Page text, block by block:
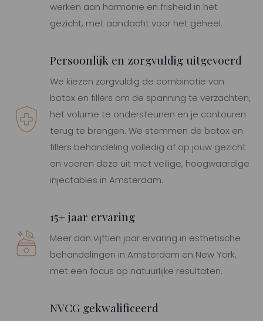
werken aan harmonie en frisheid in het
gezicht, met aandacht voor het geheel.
Persoonlijk en zorgvuldig uitgevoerd
We kiezen zorgvuldig de combinatie van
botox en fillers om de spanning te verzachten,
het volume te ondersteunen en je contouren
terug te brengen. We stemmen de botox en
fillers behandeling volledig af op jouw gezicht
en voeren deze uit met veilige, hoogwaardige
injectables in Amsterdam.
15+ jaar ervaring
Meer dan vijftien jaar ervaring in esthetische
behandelingen in Amsterdam en New York,
met een focus op natuurlijke resultaten.
NVCG gekwalificeerd